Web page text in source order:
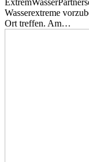
Wasserextreme
Ort treffen. Am…